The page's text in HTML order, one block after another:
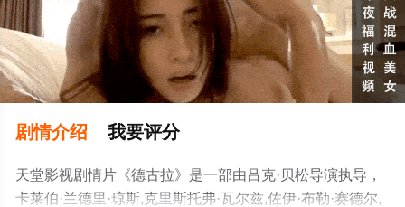
剧情介绍 我要评分
天堂影视剧情片《德古拉》是一部由吕克·贝松导演执导，
卡莱伯·兰德里·琼斯,克里斯托弗·瓦尔兹,佐伊·布勒·赛德尔,